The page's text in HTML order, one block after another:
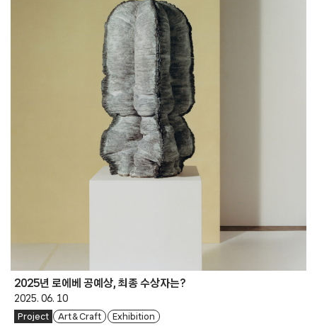
2025년 로에베 공예상, 최종 수상자는?
2025. 06. 10
Project Art & Craft Exhibition